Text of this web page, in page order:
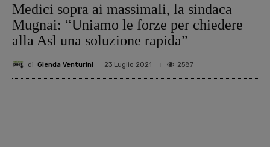
Medici sopra ai massimali, la sindaca
Mugnai: “Uniamo le forze per chiedere
alla Asl una soluzione rapida”
di Glenda Venturini 23 Luglio 2021 2587